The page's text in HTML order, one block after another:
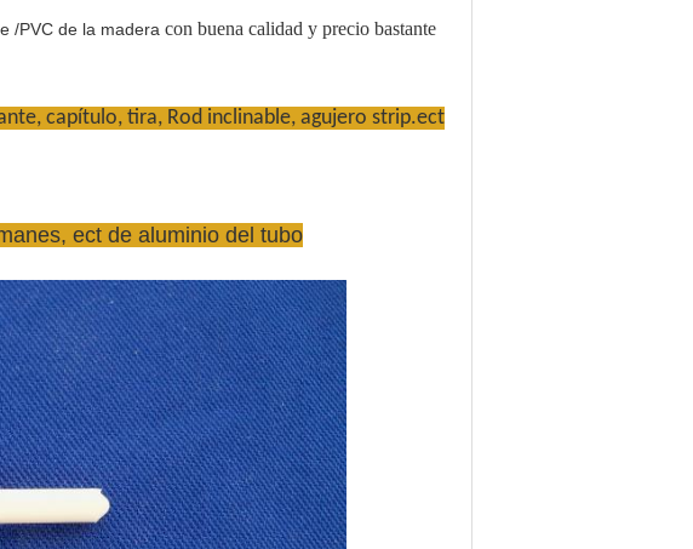
/PVC de la madera con buena calidad y precio bastante
capítulo, tira, Rod inclinable, agujero strip.ect
ect de aluminio del tubo